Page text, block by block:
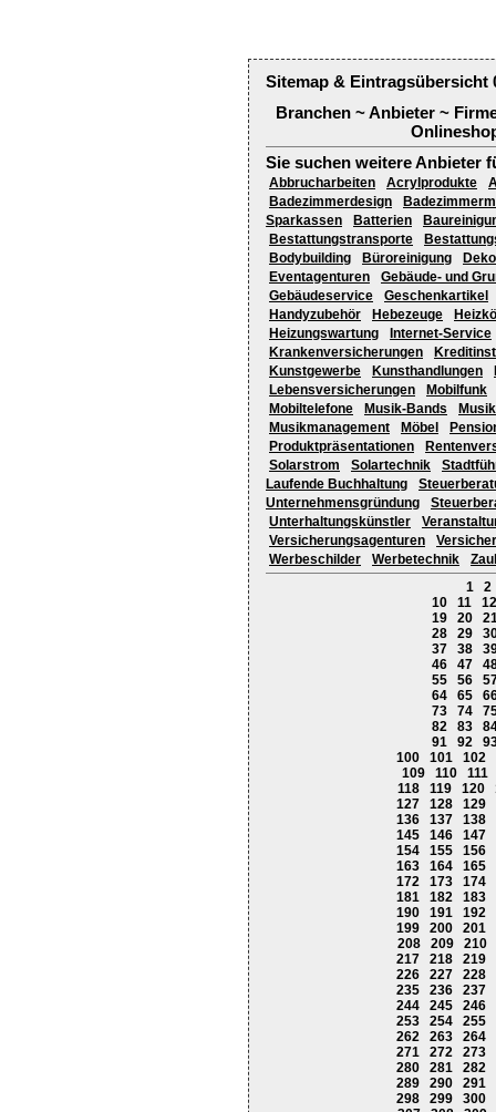
Sitemap & Eintragsübersicht
Branchen ~ Anbieter ~
Sie suchen weitere Anbieter
Abbrucharbeiten Acrylprodukte
Badezimmerdesign
Sparkassen
Batterien
Bestattungstransporte
Bodybuilding
Büroreinigung
Eventagenturen
Gebäude- und
Gebäudeservice
Geschenkartikel
Handyzubehör
Hebezeuge
Heizungswartung
Internet-Service
Krankenversicherungen
Kunstgewerbe
Kunsthandlungen
Lebensversicherungen
Mobilfunk
Mobiltelefone
Musik-Bands
Musikmanagement
Möbel
Produktpräsentationen
Solarstrom
Solartechnik
Laufende Buchhaltung
Unternehmensgründung
Unterhaltungskünstler
Versicherungsagenturen
Werbeschilder
Werbetechnik
1
2
10
11
12
19
20
28
29
37
38
46
47
55
56
64
65
73
74
82
83
91
92
100
101
102
109
110
111
118
119 120
127
128
129
136
137
138
145
146
147
154
155
156
163
164
165
172
173
174
181
182
183
190
191
192
199
200
201
208
209
210
217
218
219
226
227
228
235
236
237
244
245
246
253
254
255
262
263
264
271
272
273
280
281
282
289
290
291
298
299
300